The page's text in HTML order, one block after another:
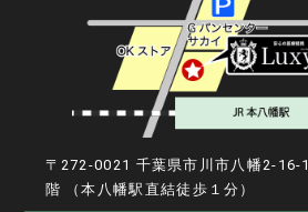
〒272-0021 千葉県市川市八幡2-16-
階
（本八幡駅直結徒歩１分）